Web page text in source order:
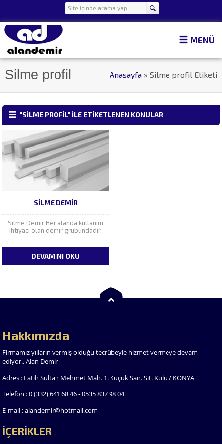
MENÜ
Silme profil Anasayfa » Silme profil Etiketi
"SILME PROFIL" ILE ETIKETLENEN KONULAR
SILME DEMIR
Silme Demir Her alanda kullanım
ihtiyacı olan demir grubundadır.
DEVAMINI OKU
Hakkımızda
Firmamız yılların vermiş olduğu tecrübeyle hizmet vermeye devam
ediyor.. Alan Demir
Adres : Fatih Sultan Mehmet Mah. 1. Küçük San. Sit. Kulu / KONYA
Telefon : 0 (332) 641 68 46 - 0535 837 98 04
E-mail : alandemir@hotmail.com
İÇERİKLER